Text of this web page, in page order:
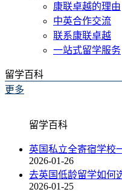
康联卓越的理由
中英合作交流
联系康联卓越
一站式留学服务
留学百科
更多
留学百科
英国私立全寄宿学校
2026-01-26
去英国低龄留学如何
2026-01-25